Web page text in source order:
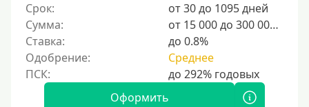
Срок:
от 30 до 1095 дней
Сумма:
от 15 000 до 300 000 ₽
Ставка:
до 0.8%
Одобрение:
Среднее
Оформить